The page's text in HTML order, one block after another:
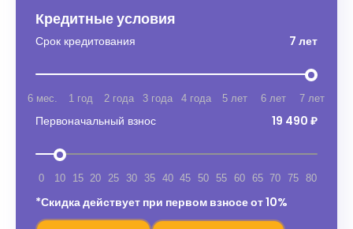
Кредитные условия
Срок кредитования 7 лет
6 мес. 1 год 2 года 3 года 4 года 5 лет 6 лет 7 лет
Первоначальный взнос 19 490 ₽
0 10 15 20 25 30 35 40 45 50 55 60 65 70 75 80
*Скидка действует при первом взносе от 10%